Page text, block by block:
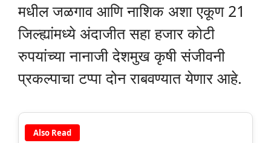
मधील जळगाव आणि नाशिक अशा एकूण 21
जिल्ह्यांमध्ये अंदाजीत सहा हजार कोटी
रुपयांच्या नानाजी देशमुख कृषी संजीवनी
प्रकल्पाचा टप्पा दोन राबवण्यात येणार आहे.
Also Read